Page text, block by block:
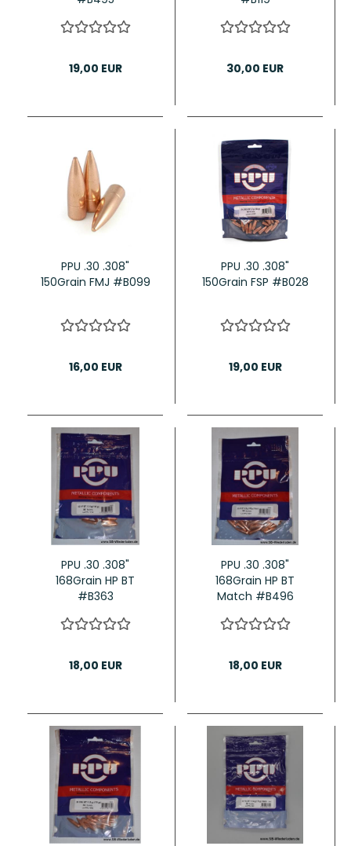
19,00 EUR 30,00 EUR
PPU .30 .308"
150Grain FMJ #B099
16,00 EUR
PPU .30 .308"
150Grain FSP #B028
19,00 EUR
PPU .30 .308"
168Grain HP BT
#B363
18,00 EUR
PPU .30 .308"
168Grain HP BT
Match #B496
18,00 EUR